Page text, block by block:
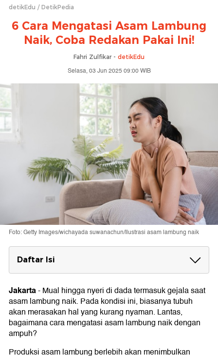
detikEdu DetikPedia
6 Cara Mengatasi Asam Lambung
Naik, Coba Redakan Pakai Ini!
Fahri Zulfikar - detikEdu
Selasa, 03 Jun 2025 09:00 WIB
Foto: Getty Images/wichayada suwanachun/Ilustrasi asam lambung naik
Daftar Isi
6 Cara Mengatasi Asam Lambung Naik
dengan Mudah
1. Makan Sedikit tapi Lebih Sering
2. Makan Perlahan dan Hindari Berbaring
3. Hindari Makanan dan Minuman Tertentu
4. Berhenti Merokok
Jakarta-Mual hingga nyeri di dada termasuk gejala saat
asam lambung naik. Pada kondisi ini, biasanya tubuh
akan merasakan hal yang kurang nyaman. Lantas,
bagaimana cara mengatasi asam lambung naik dengan
ampuh?
Produksi asam lambung berlebih akan menimbulkan